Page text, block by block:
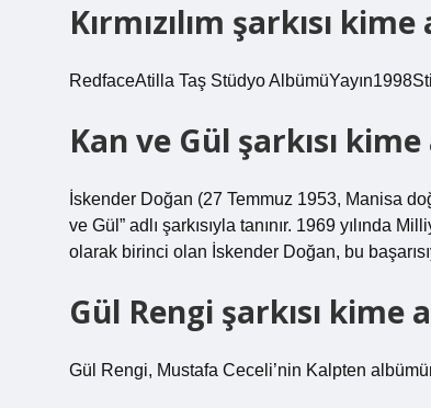
Kırmızılım şarkısı
RedfaceAtilla Taş Stüdyo
Kan ve Gül şarkısı
İskender Doğan (27 Temmuz 1953, Manisa
ve Gül” adlı şarkısıyla tanınır. 1969 yılında
olarak birinci olan İskender Doğan, bu
Gül Rengi şarkısı kime
Gül Rengi, Mustafa Ceceli’nin Kalpten